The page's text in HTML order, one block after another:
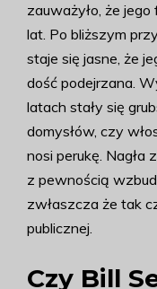
zauważyło, że
lat. Po bliższym
staje się jasne, że
dość podejrzana.
latach stały się
domysłów, czy
nosi perukę.
z pewnością
zwłaszcza że tak
publicznej.
Czy Bill